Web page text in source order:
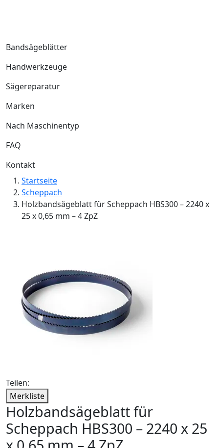
Bandsägeblätter
Handwerkzeuge
Sägereparatur
Marken
Nach Maschinentyp
FAQ
Kontakt
Startseite
Scheppach
Holzbandsägeblatt für Scheppach HBS300 – 2240 x
25 x 0,65 mm – 4 ZpZ
Teilen:
Merkliste
Holzbandsägeblatt für
Scheppach HBS300 – 2240 x 25